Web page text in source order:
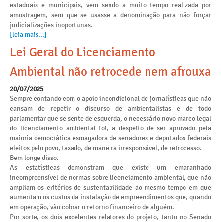
estaduais e municipais, vem sendo a muito tempo realizada por
amostragem, sem que se usasse a denominação para não forçar
judicializações inoportunas.
[leia mais...]
Lei Geral do Licenciamento
Ambiental não retrocede nem afrouxa
20/07/2025
Sempre contando com o apoio incondicional de jornalísticas que não
cansam de repetir o discurso de ambientalistas e de todo
parlamentar que se sente de esquerda, o necessário novo marco legal
do licenciamento ambiental foi, a despeito de ser aprovado pela
maioria democrática esmagadora de senadores e deputados federais
eleitos pelo povo, taxado, de maneira irresponsável, de retrocesso.
Bem longe disso.
As estatísticas demonstram que existe um emaranhado
incompreensível de normas sobre licenciamento ambiental, que não
ampliam os critérios de sustentabilidade ao mesmo tempo em que
aumentam os custos da instalação de empreendimentos que, quando
em operação, vão cobrar o retorno financeiro de alguém.
Por sorte, os dois excelentes relatores do projeto, tanto no Senado